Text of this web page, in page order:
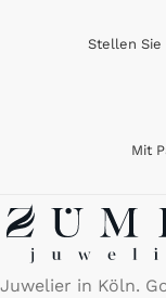
Stellen Sie
Mit
Juwelier in Köln.